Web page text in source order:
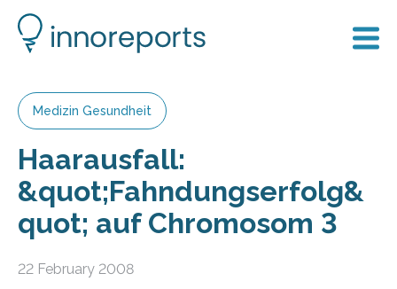
Medizin Gesundheit
Haarausfall:
&quot;Fahndungserfolg&
quot; auf Chromosom 3
22 February 2008